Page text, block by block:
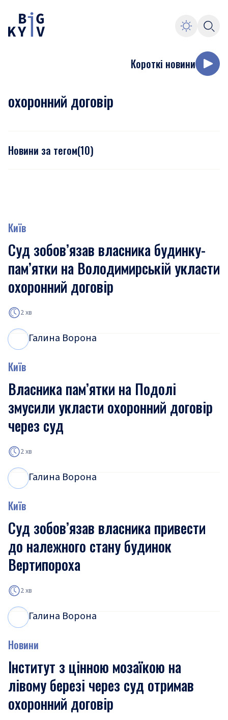
Короткі новини
охоронний договір
Новини за тегом(10)
Київ
Суд зобов’язав власника будинку-
пам’ятки на Володимирській укласти
охоронний договір
2 хв
Галина Ворона
Київ
Власника пам’ятки на Подолі
змусили укласти охоронний договір
через суд
2 хв
Галина Ворона
Київ
Суд зобов’язав власника привести
до належного стану будинок
Вертипороха
2 хв
Галина Ворона
Новини
Інститут з цінною мозаїкою на
лівому березі через суд отримав
охоронний договір